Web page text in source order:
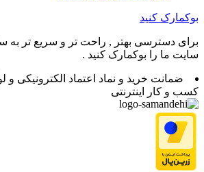
بوکمارک کنید
برای دسترسی بهتر , راحت تر و سریع تر به
سایت ما را بوکمارک کنید .
ضمانت خرید و نماد اعتماد الکترونیکی و
کسب و کار اینترنتی